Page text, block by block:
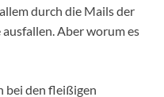
durch die Mails der
Aber worum es
bei den fleißigen